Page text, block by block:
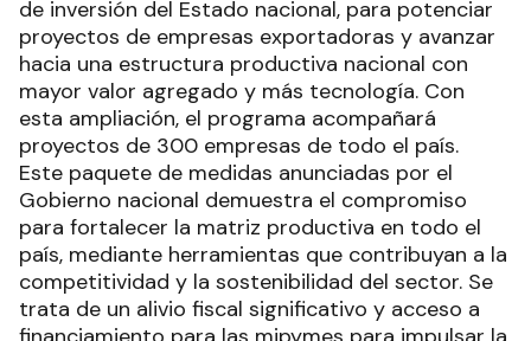
de inversión del Estado nacional, para potenciar
proyectos de empresas exportadoras y avanzar
hacia una estructura productiva nacional con
mayor valor agregado y más tecnología. Con
esta ampliación, el programa acompañará
proyectos de 300 empresas de todo el país.
Este paquete de medidas anunciadas por el
Gobierno nacional demuestra el compromiso
para fortalecer la matriz productiva en todo el
país, mediante herramientas que contribuyan a la
competitividad y la sostenibilidad del sector. Se
trata de un alivio fiscal significativo y acceso a